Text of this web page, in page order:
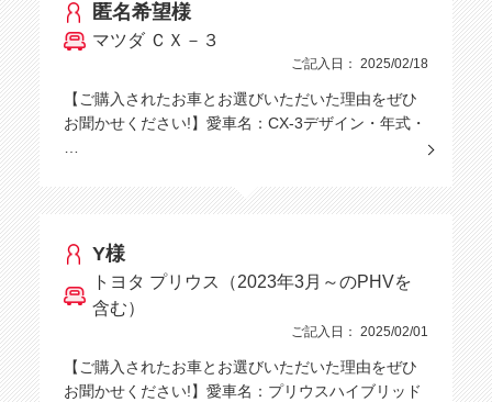
匿名希望様
マツダ ＣＸ－３
ご記入日： 2025/02/18
【ご購入されたお車とお選びいただいた理由をぜひ
お聞かせください!】愛車名：CX-3デザイン・年式・
Y様
トヨタ プリウス（2023年3月～のPHVを
含む）
ご記入日： 2025/02/01
【ご購入されたお車とお選びいただいた理由をぜひ
お聞かせください!】愛車名：プリウスハイブリッド